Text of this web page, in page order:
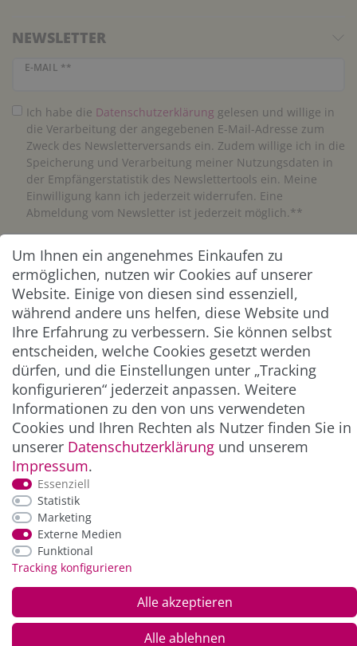
NEWSLETTER
E-MAIL **
Newsletter Honig
Ich habe die Daten­schutz­erklärung gelesen und willige in
die Verarbeitung der angegebenen E-Mail-Adresse zum
Zweck des Newsletterversands ein. Zudem willige ich in die
Speicherung und Verarbeitung meiner Nutzungsdaten in
der Empfängerstatistik des Newslettertools ein. Meine
Einwilligung kann ich jederzeit widerrufen. Eine
Abmeldung vom Newsletter ist jederzeit möglich.**
Abonnieren
** Hierbei handelt es sich um ein Pflichtfeld.
ZAHLUNG & VERSAND
*Alle Preise inkl. der gesetzl. MwSt. zzgl.
und Versandkosten
Um Ihnen ein angenehmes Einkaufen zu
ermöglichen, nutzen wir Cookies auf unserer
Website. Einige von diesen sind essenziell,
während andere uns helfen, diese Website und
Ihre Erfahrung zu verbessern. Sie können selbst
entscheiden, welche Cookies gesetzt werden
dürfen, und die Einstellungen unter „Tracking
konfigurieren“ jederzeit anpassen. Weitere
Informationen zu den von uns verwendeten
Cookies und Ihren Rechten als Nutzer finden Sie in
unserer Daten­schutz­erklärung und unserem
Impressum.
Essenziell
Statistik
Marketing
Externe Medien
Funktional
Tracking konfigurieren
Alle akzeptieren
Alle ablehnen
© Copyright 2026 Alle Rechte vorbehalten. |